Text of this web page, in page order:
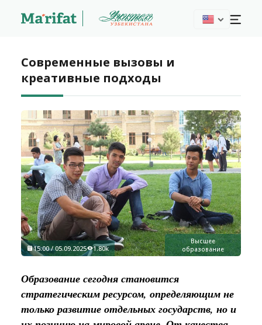
Современные вызовы и
креативные подходы
Высшее
образование
15:00 / 05.09.2025 1.80k
Образование сегодня становится
стратегическим ресурсом, определяющим не
только развитие отдельных государств, но и